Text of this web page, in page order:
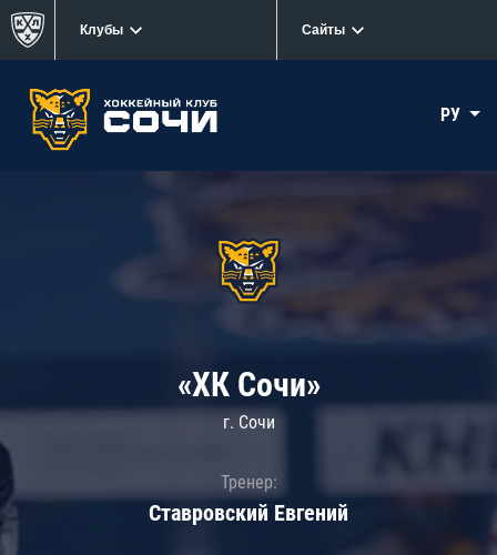
Клубы Сайты
РУ
«ХК Сочи»
г. Сочи
Тренер:
Ставровский Евгений